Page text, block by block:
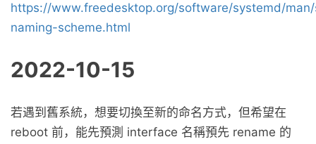
https://www.freedesktop.org/software/systemd/
naming-scheme.html
2022-10-15
若遇到舊系統，想要切換至新的命名方式，但希望在
reboot 前，能先預測 interface 名稱預先 rename 的